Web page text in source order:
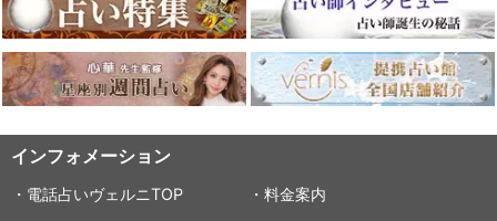
インフォメーション
・電話占いヴェルニTOP ・料金案内